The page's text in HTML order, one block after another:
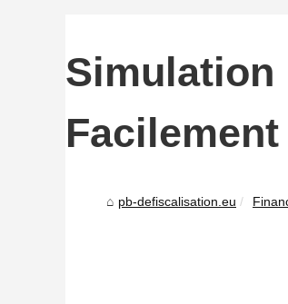
Simulation
pb-defiscalisation.eu